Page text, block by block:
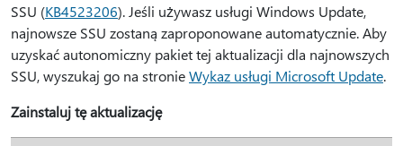
SSU (KB4523206). Jeśli używasz usługi Windows Update,
najnowsze SSU zostaną zaproponowane automatycznie. Aby
uzyskać autonomiczny pakiet tej aktualizacji dla najnowszych
SSU, wyszukaj go na stronieWykaz usługi Microsoft Update.
Zainstaluj tę aktualizację